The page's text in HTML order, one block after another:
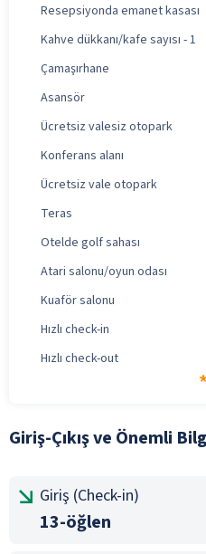
Resepsiyonda emanet kasası
Kahve dükkanı/kafe sayısı - 1
Çamaşırhane
Asansör
Ücretsiz valesiz otopark
Konferans alanı
Ücretsiz vale otopark
Teras
Otelde golf sahası
Atari salonu/oyun odası
Kuaför salonu
Hızlı check-in
Hızlı check-out
Giriş-Çıkış ve Önemli
Giriş (Check-in)
13-öğlen